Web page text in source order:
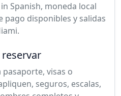
Spanish, moneda local
pago disponibles y salidas
visas o
seguros, escalas,